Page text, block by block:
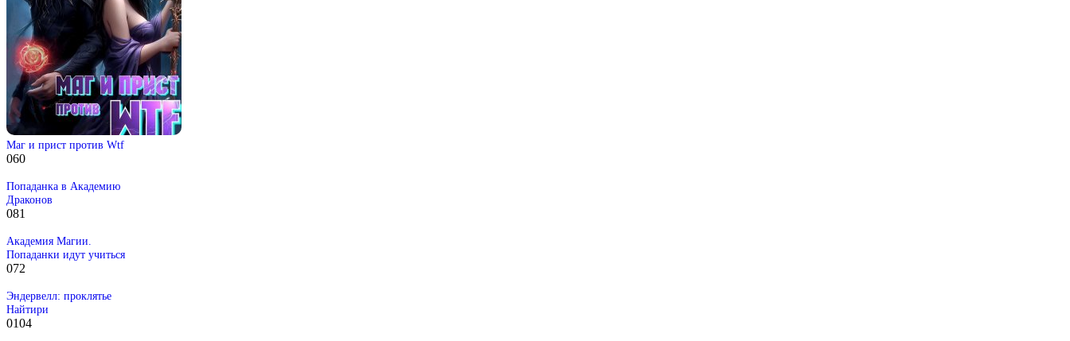
Маг и прист против Wtf
060
Попаданка в Академию
Драконов
081
Академия Магии.
Попаданки идут учиться
072
Эндервелл: проклятье
Найтири
0104